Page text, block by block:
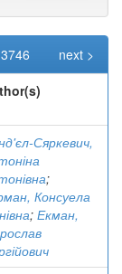
next >
Сяркевич,
;
Консуела
; Екман,